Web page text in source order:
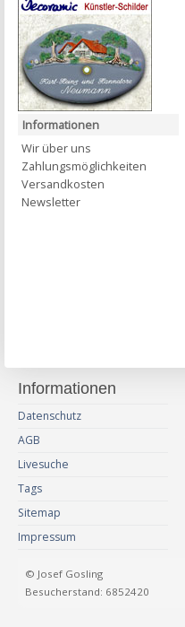
Informationen
Wir über uns
Zahlungsmöglichkeiten
Versandkosten
Newsletter
Informationen
Datenschutz
AGB
Livesuche
Tags
Sitemap
Impressum
© Josef Gosling
Besucherstand: 6852420